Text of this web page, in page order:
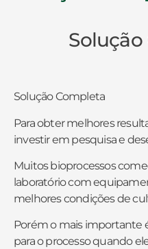
Solução Completa
Para obter melhores
investir em pesquisa e
Muitos bioprocessos
laboratório com
melhores condições de
Porém o mais importante
para o processo quando